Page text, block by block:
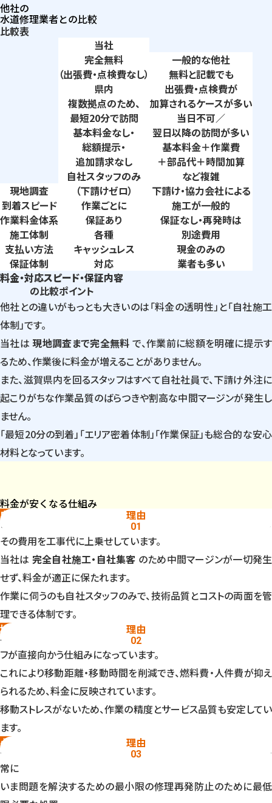
他社の
水道修理業者との比較
比較表
現地調査
到着スピード
作業料金体系
施工体制
支払い方法
保証体制
当社
完全無料
（出張費・点検費なし）
県内
複数拠点のため、
最短20分で訪問
基本料金なし・
総額提示・
追加請求なし
自社スタッフのみ
（下請けゼロ）
作業ごとに
保証あり
各種
キャッシュレス
対応
一般的な他社
無料と記載でも
出張費・点検費が
加算されるケースが多い
当日不可／
翌日以降の訪問が多い
基本料金＋作業費
＋部品代＋時間加算
など複雑
下請け・協力会社による
施工が一般的
保証なし・再発時は
別途費用
現金のみの
業者も多い
料金・対応スピード・保証内容
の比較ポイント
他社との違いがもっとも大きいのは「料金の透明性」と「自社施工
体制」です。
当社は現地調査まで完全無料 で、作業前に総額を明確に提示す
るため、作業後に料金が増えることがありません。
また、滋賀県内を回るスタッフはすべて自社社員で、下請け外注に
起こりがちな作業品質のばらつきや割高な中間マージンが発生し
ません。
「最短20分の到着」「エリア密着体制」「作業保証」も総合的な安心
材料となっています。
料金が安くなる仕組み
理由
01
自社施工で中間コストを排除
多くの水道修理業者は、広告会社や仲介サイトから案件を購入し、
その費用を工事代に上乗せしています。
当社は 完全自社施工・自社集客 のため中間マージンが一切発生
せず、料金が適正に保たれます。
作業に伺うのも自社スタッフのみで、技術品質とコストの両面を管
理できる体制です。
理由
02
地域密着で移動コストを最小化
滋賀県内はエリア別に待機スタッフを配置しており、最寄りスタッ
フが直接向かう仕組みになっています。
これにより移動距離・移動時間を削減でき、燃料費・人件費が抑え
られるため、料金に反映されています。
移動ストレスがないため、作業の精度とサービス品質も安定してい
ます。
理由
03
必要最小限の作業提案ポリシー
水道修理は状況により複数の作業選択肢が存在しますが、当社は
常に
いま問題を解決するための最小限の修理再発防止のために最低